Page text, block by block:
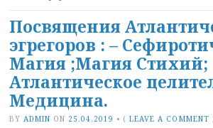
Посвящения
эгрегоров : –
Магия ;Магия Стихий;
Атлантическое
Медицина.
BY ADMIN ON 25.04.2019 • (LEAVE A COMMENT